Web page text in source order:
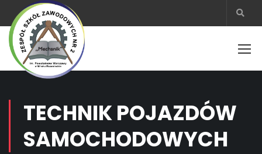
TECHNIK POJAZDÓW
SAMOCHODOWYCH